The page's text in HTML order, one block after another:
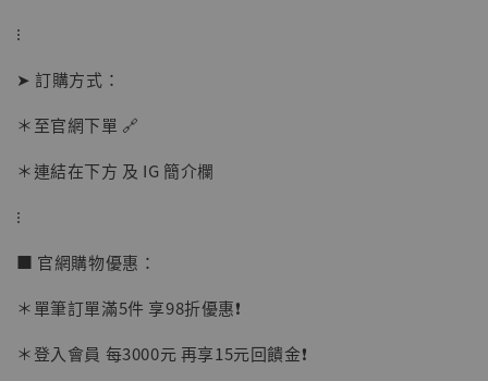
⁝
➤ 訂購方式：
＊至官網下單 🔗
＊連結在下方 及 IG 簡介欄
⁝
■ 官網購物優惠：
＊單筆訂單滿5件 享98折優惠❗️
＊登入會員 每3000元 再享15元回饋金❗️